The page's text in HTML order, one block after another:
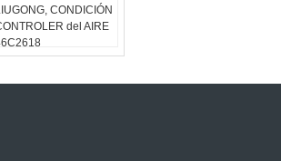
CONDICIÓN
del AIRE